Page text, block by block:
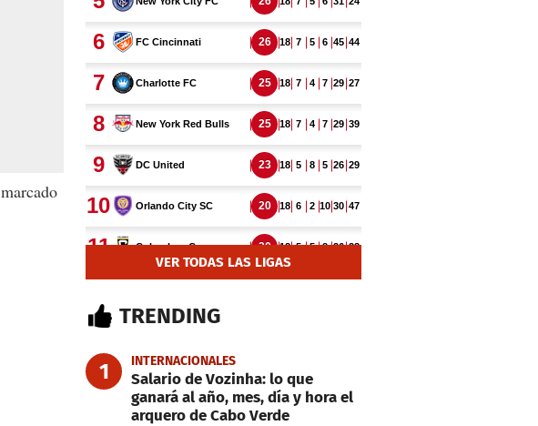
marcado
VER TODAS LAS LIGAS
TRENDING
1 INTERNACIONALES
Salario de Vozinha: lo que
ganará al año, mes, día y hora el
arquero de Cabo Verde